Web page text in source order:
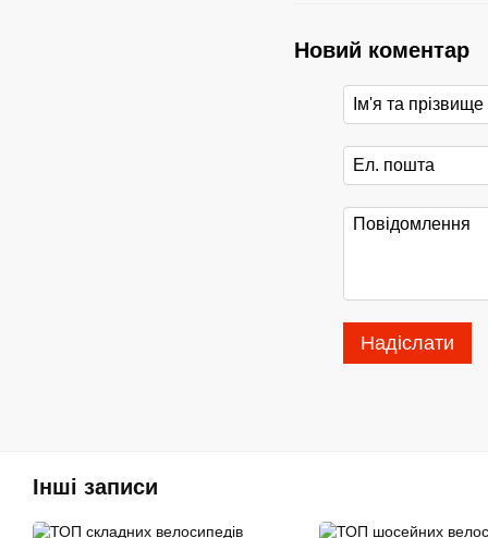
Новий коментар
Надіслати
Інші записи